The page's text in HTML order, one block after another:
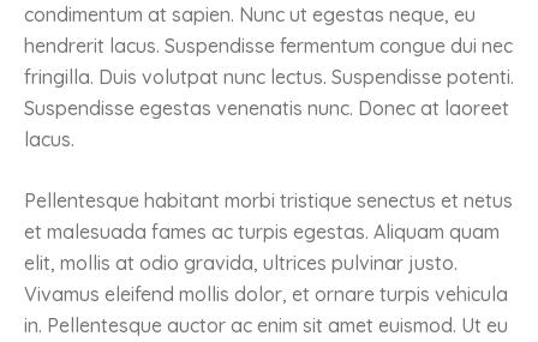
condimentum at sapien. Nunc ut egestas neque, eu
hendrerit lacus. Suspendisse fermentum congue dui nec
fringilla. Duis volutpat nunc lectus. Suspendisse potenti.
Suspendisse egestas venenatis nunc. Donec at laoreet
lacus.
Pellentesque habitant morbi tristique senectus et netus
et malesuada fames ac turpis egestas. Aliquam quam
elit, mollis at odio gravida, ultrices pulvinar justo.
Vivamus eleifend mollis dolor, et ornare turpis vehicula
in. Pellentesque auctor ac enim sit amet euismod. Ut eu